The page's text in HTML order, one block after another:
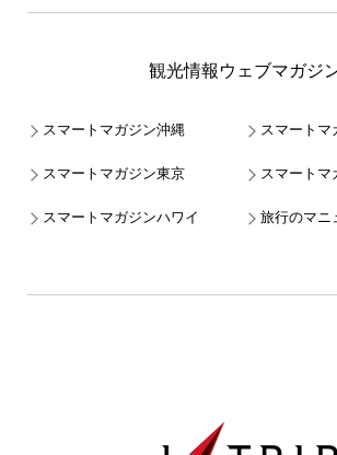
観光情報ウェブマガジ
スマートマガジン沖縄 スマートマ
スマートマガジン東京 スマートマ
スマートマガジンハワイ 旅行のマニ